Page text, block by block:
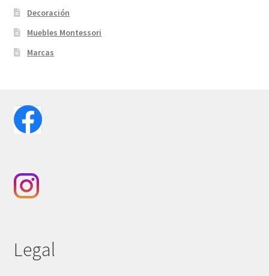
Decoración
Muebles Montessori
Marcas
Legal